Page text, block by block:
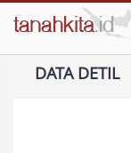
DATA DETIL